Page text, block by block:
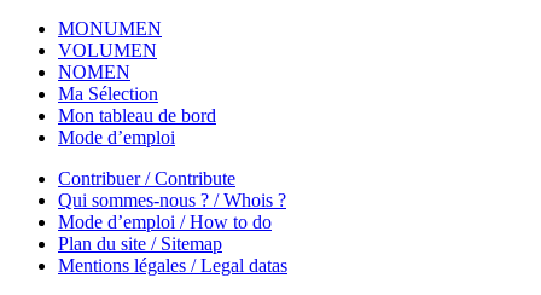
MONUMEN
VOLUMEN
NOMEN
Ma Sélection
Mon tableau de bord
Mode d’emploi
Contribuer / Contribute
Qui sommes-nous ? / Whois ?
Mode d’emploi / How to do
Plan du site / Sitemap
Mentions légales / Legal datas